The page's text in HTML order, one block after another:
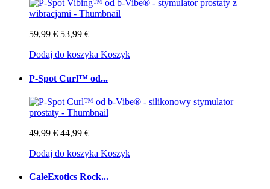
59,99 € 53,99 €
Dodaj do koszyka Koszyk
P-Spot Curl™ od...
49,99 € 44,99 €
Dodaj do koszyka Koszyk
CaleExotics Rock...